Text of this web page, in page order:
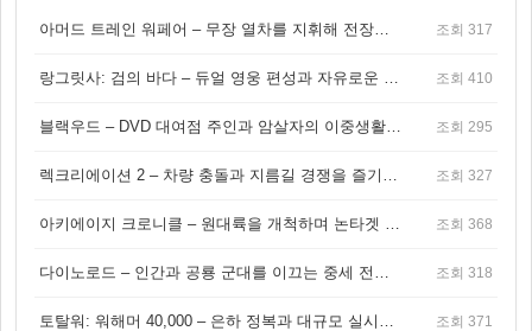
아머드 트레인 워페어 – 무장 열차를 지휘해 전장을 돌파하는 생존 전투 게임 조회 317
랑그릿사: 검의 바다 – 듀얼 영웅 편성과 자유로운 탐험을 결합한 판타지 전략 RPG 조회 410
블랙우드 – DVD 대여점 주인과 암살자의 이중생활을 그린 3인칭 액션 스릴러 게임 조회 295
렉크리에이션 2 – 차량 충돌과 지름길 경쟁을 즐기는 오픈월드 아케이드 레이싱 게임 조회 327
아키에이지 크로니클 – 원대륙을 개척하며 논타겟 전투를 즐기는 오픈월드 MMORPG 조회 368
다이노로드 – 인간과 공룡 군대를 이끄는 중세 전략 액션 RPG 조회 318
토탈워: 워해머 40,000 – 은하 정복과 대규모 실시간 전투가 결합된 전략 게임! 조회 371